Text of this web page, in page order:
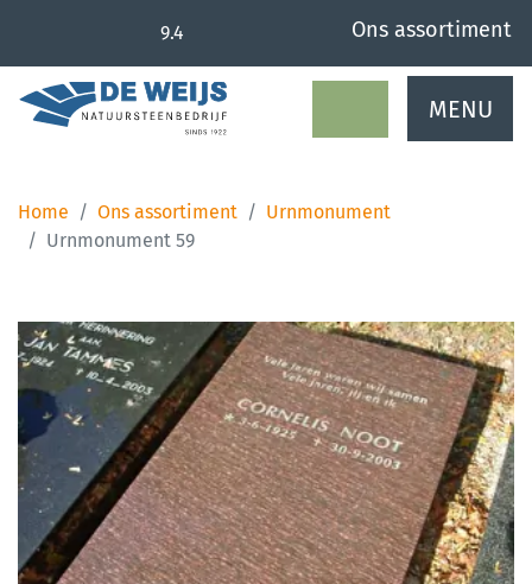
9.4 Ons assortiment
MENU
Home Ons assortiment
Urnmonument
Urnmonument 59